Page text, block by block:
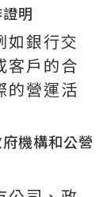
明
如銀行交
客戶的合
的營運活
機構和公營